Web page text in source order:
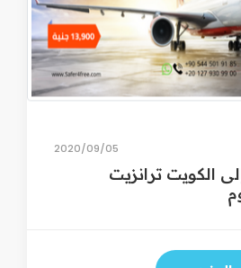
05‏/09‏/2020
الكويت ترانزيت